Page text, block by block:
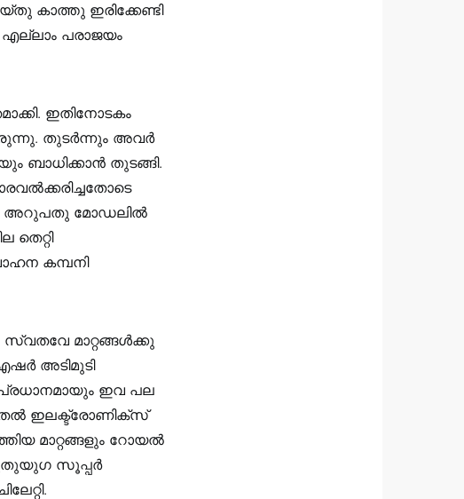
കാത്തു ഇരിക്കേണ്ടി
എല്ലാം പരാജയം
ഇതിനോടകം
തുടര്‍ന്നും അവര്‍
ബാധിക്കാന്‍ തുടങ്ങി.
അറുപതു മോഡലില്‍
തെറ്റി
കമ്പനി
മാറ്റങ്ങള്‍ക്കു
അടിമുടി
പ്രധാനമായും ഇവ പല
ഇലക്ട്രോണിക്സ്
മാറ്റങ്ങളും റോയല്‍
പുതുയുഗ സൂപ്പര്‍